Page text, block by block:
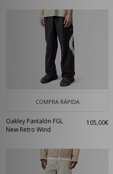
COMPRA RÁPIDA
Oakley Pantalón FGL
New Retro Wind
105,00€